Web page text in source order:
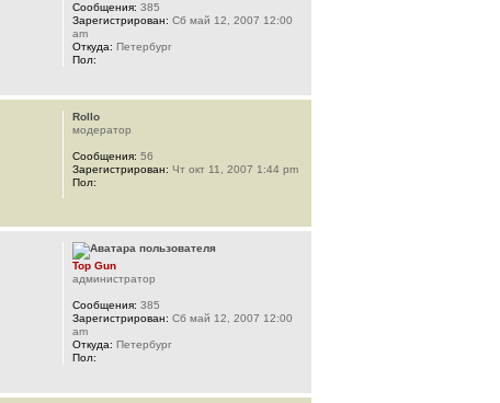
Сообщения: 385
Зарегистрирован: Сб май 12, 2007 12:00
am
Откуда: Петербург
Пол:
Rollo
модератор
Сообщения: 56
Зарегистрирован: Чт окт 11, 2007 1:44 pm
Пол:
Top Gun
администратор
Сообщения: 385
Зарегистрирован: Сб май 12, 2007 12:00
am
Откуда: Петербург
Пол: